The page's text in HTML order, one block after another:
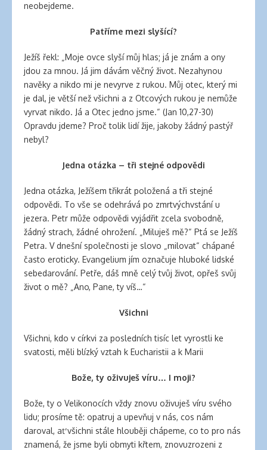
neobejdeme.
Patříme mezi slyšící?
Ježíš řekl: „Moje ovce slyší můj hlas; já je znám a ony
jdou za mnou. Já jim dávám věčný život. Nezahynou
navěky a nikdo mi je nevyrve z rukou. Můj otec, který mi
je dal, je větší než všichni a z Otcových rukou je nemůže
vyrvat nikdo. Já a Otec jedno jsme.“ (Jan 10,27-30)
Opravdu jdeme? Proč tolik lidí žije, jakoby žádný pastýř
nebyl?
Jedna otázka – tři stejné odpovědi
Jedna otázka, Ježíšem třikrát položená a tři stejné
odpovědi. To vše se odehrává po zmrtvýchvstání u
jezera. Petr může odpovědi vyjádřit zcela svobodně,
žádný strach, žádné ohrožení. „Miluješ mě?“ Ptá se Ježíš
Petra. V dnešní společnosti je slovo „milovat“ chápané
často eroticky. Evangelium jím označuje hluboké lidské
sebedarování. Petře, dáš mně celý tvůj život, opřeš svůj
život o mě? „Ano, Pane, ty víš…“
Všichni
Všichni, kdo v církvi za posledních tisíc let vyrostli ke
svatosti, měli blízký vztah k Eucharistii a k Marii
Bože, ty oživuješ víru… I moji?
Bože, ty o Velikonocích vždy znovu oživuješ víru svého
lidu; prosíme tě: opatruj a upevňuj v nás, cos nám
daroval, ať všichni stále hlouběji chápeme, co to pro nás
znamená, že jsme byli obmyti křtem, znovuzrozeni z